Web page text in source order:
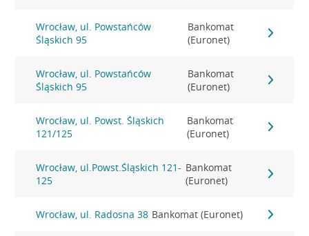
Wrocław, ul. Powstańców
Śląskich 95
Bankomat
(Euronet)
Wrocław, ul. Powstańców
Śląskich 95
Bankomat
(Euronet)
Wrocław, ul. Powst. Śląskich
121/125
Bankomat
(Euronet)
Wrocław, ul.Powst.Śląskich 121-
125
Bankomat
(Euronet)
Wrocław, ul. Radosna 38 Bankomat (Euronet)